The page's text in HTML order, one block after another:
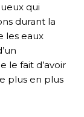
qui
durant la
les eaux
fait d’avoir
plus en plus